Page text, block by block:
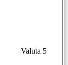
Valuta 5